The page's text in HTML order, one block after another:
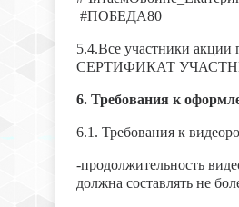
#ПОБЕДА80
5.4.Все участники акции
СЕРТИФИКАТ
6. Требования к
6.1. Требования к
-продолжительность
должна составлять не